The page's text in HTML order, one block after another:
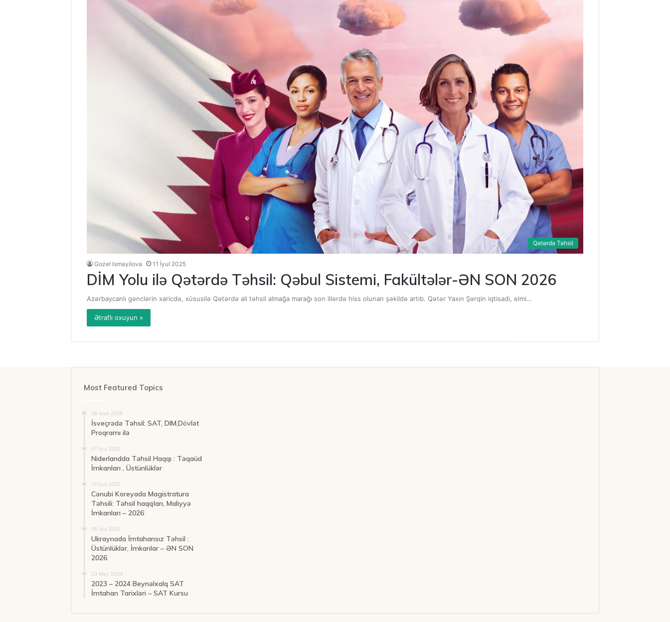
Qətərdə Təhsil
Gozel Ismayilova 11 İyul 2025
DİM Yolu ilə Qətərdə Təhsil: Qəbul Sistemi, Fakültələr-ƏN SON 2026
Azərbaycanlı gənclərin xaricdə, xüsusilə Qətərdə ali təhsil almağa marağı son illərdə hiss olunan şəkildə artıb. Qətər Yaxın Şərqin iqtisadi, elmi…
Ətraflı oxuyun »
Most Featured Topics
26 İyun 2025
İsveçrədə Təhsil: SAT, DIM,Dövlət
Proqramı ilə
07 İyul 2025
Niderlandda Təhsil Haqqı : Təqaüd
İmkanları , Üstünlüklər
10 İyul 2025
Cənubi Koreyada Magistratura
Təhsili: Təhsil haqqları, Maliyyə
İmkanları – 2026
05 İyul 2025
Ukraynada İmtahansız Təhsil :
Üstünlüklər, İmkanlar – ƏN SON
2026
23 May 2024
2023 – 2024 Beynəlxalq SAT
İmtahan Tarixləri – SAT Kursu